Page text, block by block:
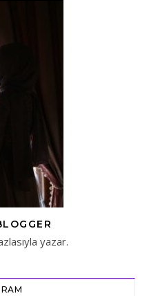
yazar.